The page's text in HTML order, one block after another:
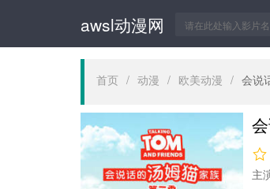
awsl动漫网
首页 / 动漫 / 欧美动漫 / 会说
主